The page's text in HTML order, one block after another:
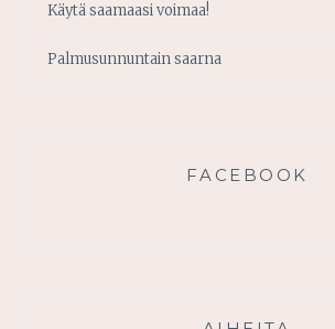
Käytä saamaasi voimaa!
Palmusunnuntain saarna
FACEBOOK